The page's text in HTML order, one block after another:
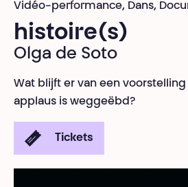
Vidéo-performance, Dans,
histoire(s)
Olga de Soto
Wat blijft er van een
applaus is weggeëbd?
Tickets